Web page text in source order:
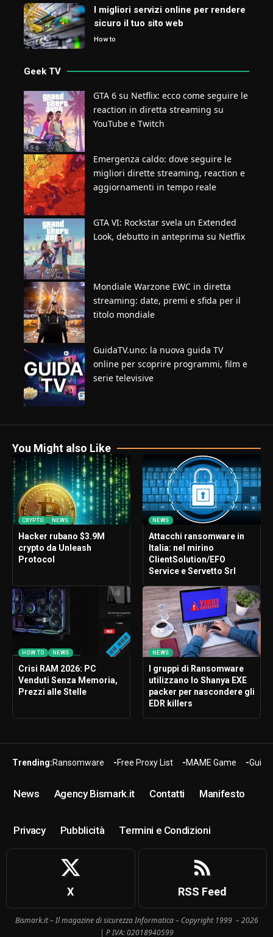
I migliori servizi online per rendere
sicuro il tuo sito web
How to
Geek TV
GTA 6 su Netflix: ecco come seguire le
reaction in diretta streaming su
YouTube e Twitch
Emergenza caldo: dove seguire le
migliori dirette streaming, reaction e
aggiornamenti in tempo reale
GTA VI: Rockstar svela un Extended
Look, debutto in anteprima su Netflix
Mondiale Warzone EWC in diretta
streaming: date, premi e sfida per il
titolo mondiale
GuidaTV.uno: la nuova guida TV
online per scoprire programmi, film e
serie televisive
You Might also Like
CRYPTO NEWS
Hacker rubano $3.9M
crypto da Unleash
Protocol
NEWS
Attacchi ransomware in
Italia: nel mirino
ClientSolution/EFO
Service e Servetto Srl
HOW TO NEWS
Crisi RAM 2026: PC
Venduti Senza Memoria,
Prezzi alle Stelle
NEWS
I gruppi di Ransomware
utilizzano lo Shanya EXE
packer per nascondere gli
EDR killers
Trending:Ransomware Free Proxy List MAME Game Guide
News Agency Bismark.it Contatti Manifesto
Privacy Pubblicità Termini e Condizioni
X RSS Feed
Bismark.it – Il magazine di sicurezza Informatica – Copyright 1999 – 2026
| P IVA: 02018940599